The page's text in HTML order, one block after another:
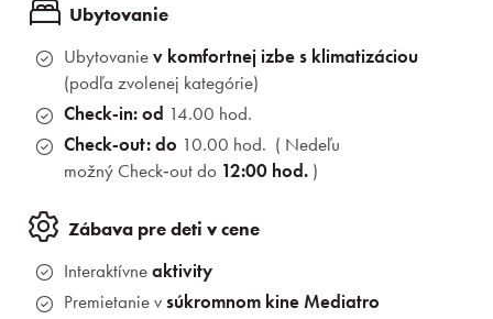
Ubytovanie
Ubytovaniev komfortnej izbe s klimatizáciou
(podľa zvolenej kategórie)
Check‑in:od 14.00 hod.
Check‑out:do 10.00 hod. ( Nedeľu
možný Check‑out do12:00 hod. )
Zábava pre deti v cene
Interaktívneaktivity
Premietanie vsúkromnom kine Mediatro